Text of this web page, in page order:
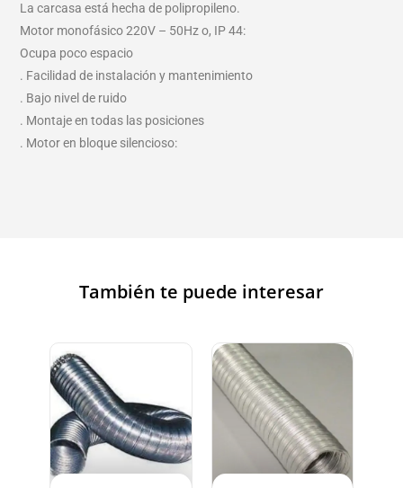
La carcasa está hecha de polipropileno.
Motor monofásico 220V – 50Hz o, IP 44:
Ocupa poco espacio
. Facilidad de instalación y mantenimiento
. Bajo nivel de ruido
. Montaje en todas las posiciones
. Motor en bloque silencioso:
También te puede interesar